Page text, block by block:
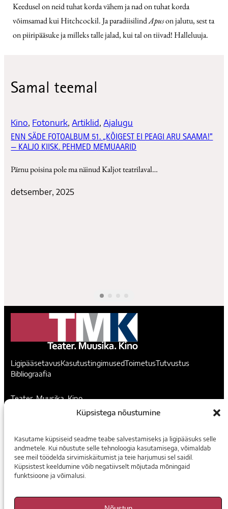
Küpsistega nõustumine
Kasutame küpsiseid seadme teabe salvestamiseks ja ligipääsuks selle
andmetele. Kui nõustute selle tehnoloogia kasutamisega, võimaldab
see meil töödelda sirvimiskäitumist ja teie harjumusi sel saidil.
Küpsistest keeldumine võib negatiivselt mõjutada mõningaid
funktsioone ja võimalusi.
Keedusel on neid tuhat korda vähem ja nad on tuhat korda
võimsamad kui Hitch­cockil. Ja paradiisilindApuson jalutu, sest ta
on piiripääsuke ja milleks talle jalad, kui tal on tiivad! Halleluuja.
Samal teemal
Kino, Fotonurk, Artiklid, Ajalugu
ENN SÄDE FOTOALBUM 51. „KÕIGEST EI PEAGI ARU SAAMA!”
— KALJO KIISK. PEHMED MEMUAARID
Pärnu poisina pole ma näinud Kaljot teatrilaval…
detsember, 2025
LigipääsetavusKasutustingimusedToimetusTutvustus
Bibliograafia
Teater. Muusika. Kino
Voorimehe 9, 10146, Tallinn
InstagramFacebook